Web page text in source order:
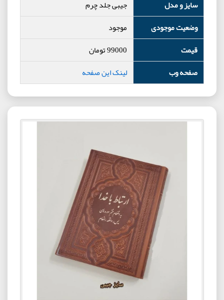
سایز و مدل
جیبی جلد چرم
وضعیت موجودی
موجود
قیمت
99000تومان
صفحه وب
لینک این صفحه